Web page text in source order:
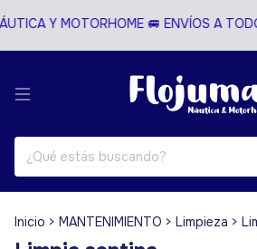
Y MOTORHOME 🚐 ENVÍOS A
Inicio > MANTENIMIENTO > Limpieza >